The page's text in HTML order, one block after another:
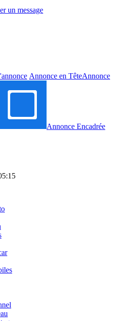
un message
Annonce en TêteAnnonce
Annonce Encadrée